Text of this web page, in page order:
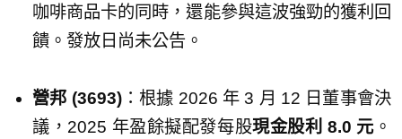
咖啡商品卡的同時，還能參與這波強勁的獲利回
饋。發放日尚未公告。
營邦 (3693)：根據 2026 年 3 月 12 日董事會決
議，2025 年盈餘擬配發每股現金股利 8.0 元 。